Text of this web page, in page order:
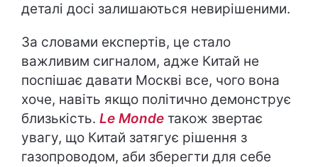
деталі досі залишаються невирішеними.
За словами експертів, це стало
важливим сигналом, адже Китай не
поспішає давати Москві все, чого вона
хоче, навіть якщо політично демонструє
близькість. Le Monde також звертає
увагу, що Китай затягує рішення з
газопроводом, аби зберегти для себе